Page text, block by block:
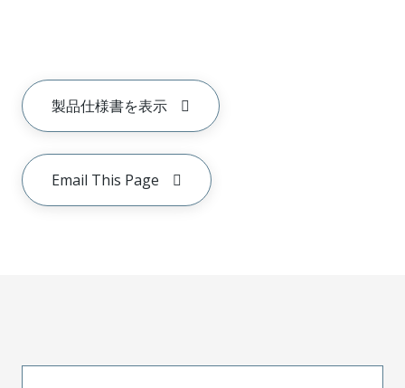
製品仕様書を表示
Email This Page